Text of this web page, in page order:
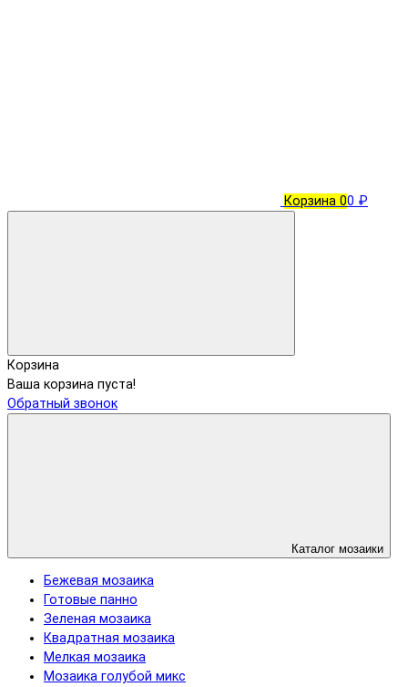
Корзина 00 ₽
Корзина
Ваша корзина пуста!
Обратный звонок
Каталог мозаики
Бежевая мозаика
Готовые панно
Зеленая мозаика
Квадратная мозаика
Мелкая мозаика
Мозаика голубой микс